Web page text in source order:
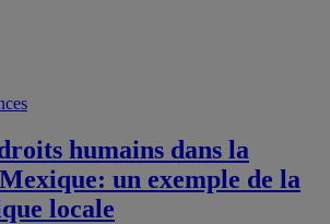
humains dans la
un exemple de la
locale